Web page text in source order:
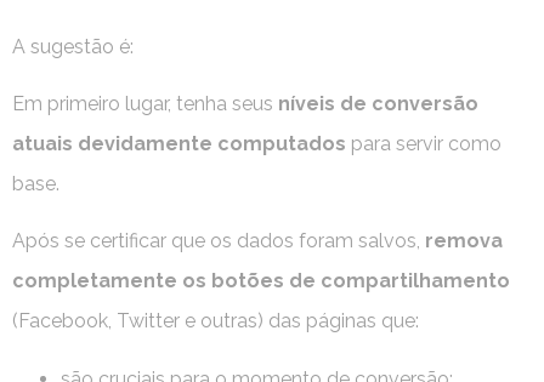
A sugestão é:
Em primeiro lugar, tenha seus níveis de conversão
atuais devidamente computados para servir como
base.
Após se certificar que os dados foram salvos, remova
completamente os botões de compartilhamento
(Facebook, Twitter e outras) das páginas que: